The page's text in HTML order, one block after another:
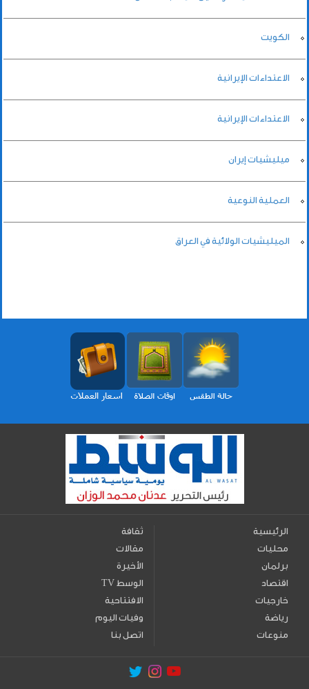
الكويت
الاعتداءات الإيرانية
الاعتداءات الإيرانية
ميليشيات إيران
العملية النوعية
الميليشيات الولائية في العراق
الرئيسية
محليات
برلمان
اقتصاد
خارجيات
رياضة
منوعات
ثقافة
مقالات
الأخيرة
TV الوسط
الافتتاحية
وفيات اليوم
اتصل بنا